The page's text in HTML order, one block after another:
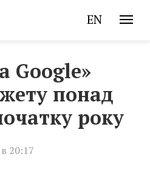
EN
Google»
понад
року
20:17